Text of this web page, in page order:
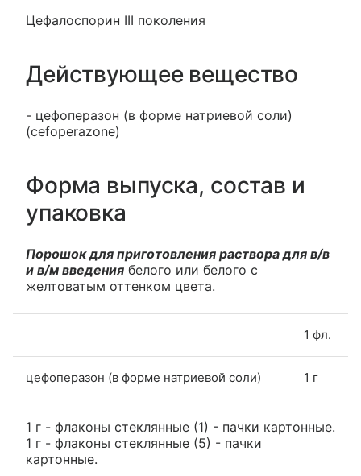
Цефалоспорин III поколения
Действующее вещество
- цефоперазон (в форме натриевой соли)
(cefoperazone)
Форма выпуска, состав и
упаковка
Порошок для приготовления раствора для в/в
и в/м введения белого или белого с
желтоватым оттенком цвета.
1 фл.
цефоперазон (в форме натриевой соли) 1 г
1 г - флаконы стеклянные (1) - пачки картонные.
1 г - флаконы стеклянные (5) - пачки
картонные.